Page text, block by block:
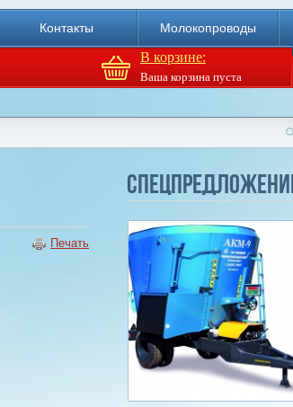
Контакты Молокопроводы
В корзине:
Ваша корзина пуста
Печать